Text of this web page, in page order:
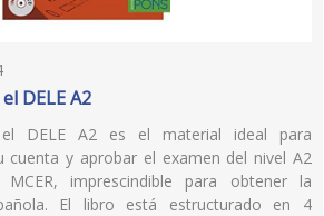
DELE A2
DELE A2 es el material ideal para
cuenta y aprobar el examen del nivel A2
imprescindible para obtener la
El libro está estructurado en 4